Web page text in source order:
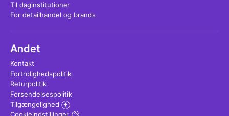
Til daginstitutioner
For detailhandel og brands
Andet
Kontakt
Fortrolighedspolitik
Returpolitik
Forsendelsespolitik
Tilgængelighed